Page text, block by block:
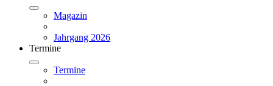
Magazin
Jahrgang 2026
Termine
Termine